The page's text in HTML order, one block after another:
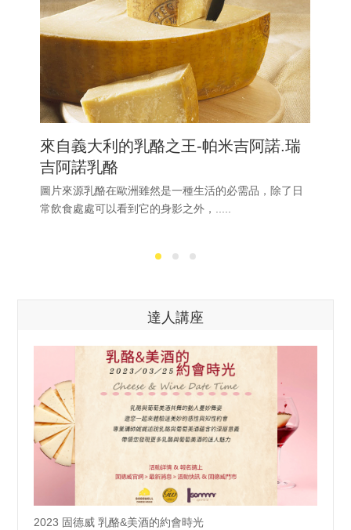
來自義大利的乳酪之王-帕米吉阿諾.瑞
吉阿諾乳酪
圖片來源乳酪在歐洲雖然是一種生活的必需品，除了日
常飲食處處可以看到它的身影之外，.....
達人講座
2023 固德威 乳酪&美酒的約會時光